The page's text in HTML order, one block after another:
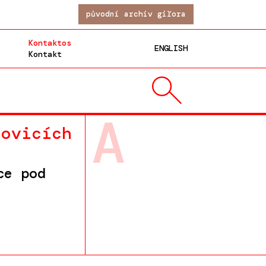
původní archiv giľora
Kontaktos
Kontakt
ENGLISH
pod A